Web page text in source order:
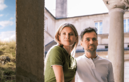
ý
p
i
s
u